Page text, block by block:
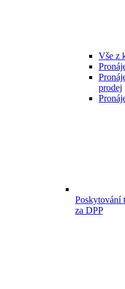
Vše z
prodej
Poskytování
za DPP